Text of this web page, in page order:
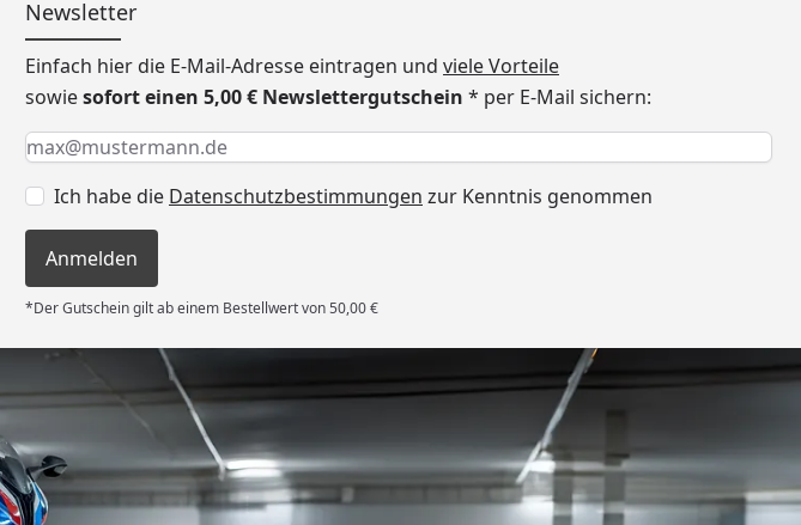
Newsletter
Einfach hier die E-Mail-Adresse eintragen und viele Vorteile
sowiesofort einen 5,00 € Newslettergutschein * per E-Mail sichern:
Keine Eingabe erforderlich
Eingabe erforderlich
E-Mail *
Ich habe die Datenschutzbestimmungen zur Kenntnis genommen
Anmelden
*Der Gutschein gilt ab einem Bestellwert von 50,00 €
Versand